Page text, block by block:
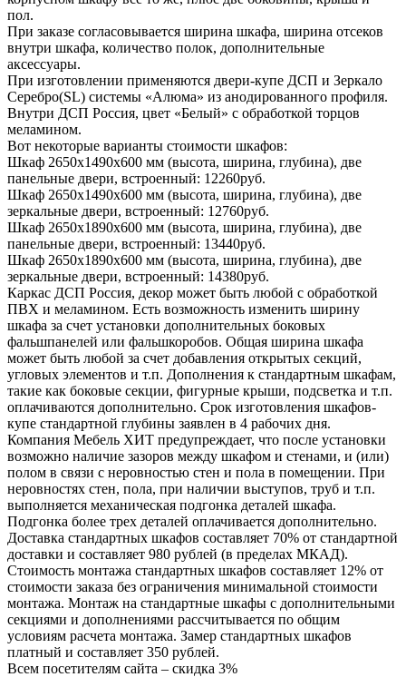
пол.
При заказе согласовывается ширина шкафа, ширина отсеков
внутри шкафа, количество полок, дополнительные
аксессуары.
При изготовлении применяются двери-купе ДСП и Зеркало
Серебро(SL) системы «Алюма» из анодированного профиля.
Внутри ДСП Россия, цвет «Белый» с обработкой торцов
меламином.
Вот некоторые варианты стоимости шкафов:
Шкаф 2650х1490х600 мм (высота, ширина, глубина), две
панельные двери, встроенный: 12260руб.
Шкаф 2650х1490х600 мм (высота, ширина, глубина), две
зеркальные двери, встроенный: 12760руб.
Шкаф 2650х1890х600 мм (высота, ширина, глубина), две
панельные двери, встроенный: 13440руб.
Шкаф 2650х1890х600 мм (высота, ширина, глубина), две
зеркальные двери, встроенный: 14380руб.
Каркас ДСП Россия, декор может быть любой с обработкой
ПВХ и меламином. Есть возможность изменить ширину
шкафа за счет установки дополнительных боковых
фальшпанелей или фальшкоробов. Общая ширина шкафа
может быть любой за счет добавления открытых секций,
угловых элементов и т.п. Дополнения к стандартным шкафам,
такие как боковые секции, фигурные крыши, подсветка и т.п.
оплачиваются дополнительно. Срок изготовления шкафов-
купе стандартной глубины заявлен в 4 рабочих дня.
Компания Мебель ХИТ предупреждает, что после установки
возможно наличие зазоров между шкафом и стенами, и (или)
полом в связи с неровностью стен и пола в помещении. При
неровностях стен, пола, при наличии выступов, труб и т.п.
выполняется механическая подгонка деталей шкафа.
Подгонка более трех деталей оплачивается дополнительно.
Доставка стандартных шкафов составляет 70% от стандартной
доставки и составляет 980 рублей (в пределах МКАД).
Стоимость монтажа стандартных шкафов составляет 12% от
стоимости заказа без ограничения минимальной стоимости
монтажа. Монтаж на стандартные шкафы с дополнительными
секциями и дополнениями рассчитывается по общим
условиям расчета монтажа. Замер стандартных шкафов
платный и составляет 350 рублей.
Всем посетителям сайта – скидка 3%